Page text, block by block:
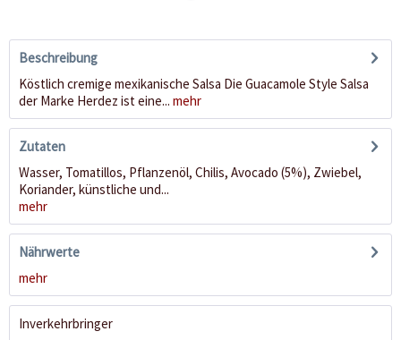
Beschreibung
Köstlich cremige mexikanische Salsa Die Guacamole Style Salsa
der Marke Herdez ist eine... mehr
Zutaten
Wasser, Tomatillos, Pflanzenöl, Chilis, Avocado (5%), Zwiebel,
Koriander, künstliche und...
mehr
Nährwerte
mehr
Inverkehrbringer